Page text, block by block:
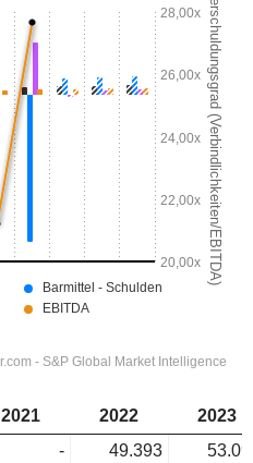
2021 2022
2023
- 49.393